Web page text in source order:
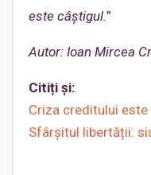
este câștigul.”
Autor: Ioan Mircea
Citiți și:
Criza creditului
Sfârșitul libertății: